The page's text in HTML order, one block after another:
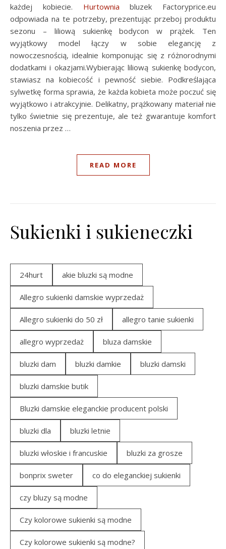
każdej kobiecie. Hurtownia bluzek Factoryprice.eu
odpowiada na te potrzeby, prezentując przeboj produktu
sezonu – liliową sukienkę bodycon w prążek. Ten
wyjątkowy model łączy w sobie elegancję z
nowoczesnością, idealnie komponując się z różnorodnymi
dodatkami i okazjami.Wybierając liliową sukienkę bodycon,
stawiasz na kobiecość i pewność siebie. Podkreślająca
sylwetkę forma sprawia, że każda kobieta może poczuć się
wyjątkowo i atrakcyjnie. Delikatny, prążkowany materiał nie
tylko świetnie się prezentuje, ale też gwarantuje komfort
noszenia przez …
READ MORE
Sukienki i sukieneczki
24hurt akie bluzki są modne
Allegro sukienki damskie wyprzedaż
Allegro sukienki do 50 zł allegro tanie sukienki
allegro wyprzedaż bluza damskie
bluzki dam bluzki damkie bluzki damski
bluzki damskie butik
Bluzki damskie eleganckie producent polski
bluzki dla bluzki letnie
bluzki włoskie i francuskie bluzki za grosze
bonprix sweter co do eleganckiej sukienki
czy bluzy są modne
Czy kolorowe sukienki są modne
Czy kolorowe sukienki są modne?